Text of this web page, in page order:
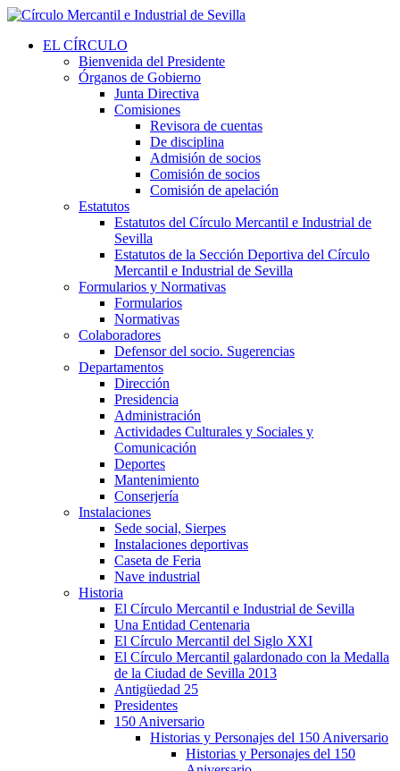
EL CÍRCULO
Bienvenida del Presidente
Órganos de Gobierno
Junta Directiva
Comisiones
Revisora de cuentas
De disciplina
Admisión de socios
Comisión de socios
Comisión de apelación
Estatutos
Estatutos del Círculo Mercantil e Industrial de
Sevilla
Estatutos de la Sección Deportiva del Círculo
Mercantil e Industrial de Sevilla
Formularios y Normativas
Formularios
Normativas
Colaboradores
Defensor del socio. Sugerencias
Departamentos
Dirección
Presidencia
Administración
Actividades Culturales y Sociales y
Comunicación
Deportes
Mantenimiento
Conserjería
Instalaciones
Sede social, Sierpes
Instalaciones deportivas
Caseta de Feria
Nave industrial
Historia
El Círculo Mercantil e Industrial de Sevilla
Una Entidad Centenaria
El Círculo Mercantil del Siglo XXI
El Círculo Mercantil galardonado con la Medalla
de la Ciudad de Sevilla 2013
Antigüedad 25
Presidentes
150 Aniversario
Historias y Personajes del 150 Aniversario
Historias y Personajes del 150